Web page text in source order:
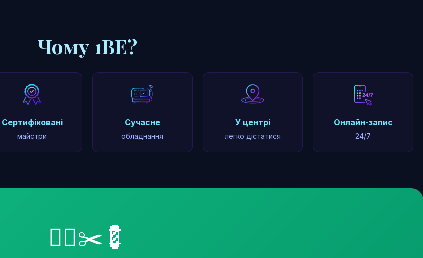
Чому 1BE?
Сертифіковані
майстри
Сучасне
обладнання
У центрі
легко дістатися
Онлайн-запис
24/7
💇‍♂️✂️💈